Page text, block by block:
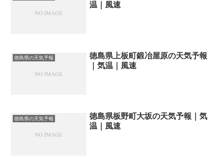
温｜風速
徳島県の天気予報
徳島県上板町鍛冶屋原の天気予報
｜気温｜風速
徳島県の天気予報
徳島県板野町大坂の天気予報｜気
温｜風速